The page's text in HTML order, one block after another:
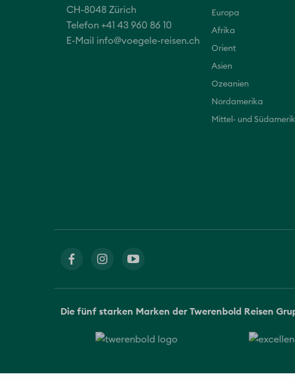
CH-8048 Zürich
Telefon +41 43 960 86 10
E-Mail info@voegele-reisen.ch
Europa
Afrika
Orient
Asien
Ozeanien
Nordamerika
Mittel- und
Die fünf starken Marken der Twerenbold Reisen